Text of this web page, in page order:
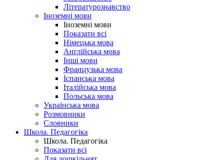
Літературознавство
Іноземні мови
Іноземні мови
Показати всі
Німецька мова
Англійська мова
Інші мови
Французька мова
Іспанська мова
Італійська мова
Польська мова
Українська мова
Розмовники
Словники
Школа. Педагогіка
Школа. Педагогіка
Показати всі